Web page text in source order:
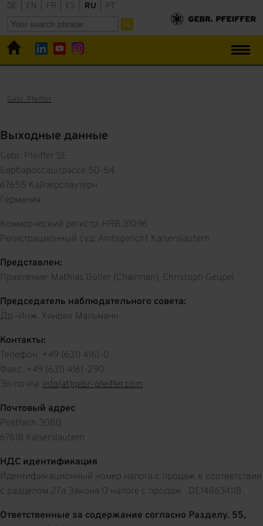
DE EN FR ES RU PT
Gebr. Pfeiffer
Выходные данные
Gebr. Pfeiffer SE
Барбароссаштрассе 50-54
67655 Кайзерслаутерн
Германия
Коммерческий регистр: HRB 31096
Регистрационный суд: Amtsgericht Kaiserslautern
Представлен:
Правление: Mathias Dülfer (Chairman), Christoph Geupel
Председатель наблюдательного совета:
Др.-Инж. Хинрих Мальманн
Контакты:
Телефон: +49 (631) 4161-0
Факс: +49 (631) 4161-290
Эл-почта: info(at)gebr-pfeiffer.com
Почтовый адрес
Postfach 3080
67618 Kaiserslautern
НДС идентификация
Идентификационный номер налога с продаж в соответствии
с разделом 27а Закона О налоге с продаж : DE148634118
Ответственные за содержание согласно Разделу. 55,